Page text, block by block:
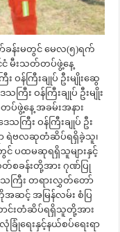
ော်ခန်းမတွင် မေလ(၅)ရက်
င်ငံ မီးသတ်တပ်ဖွဲ့နေ့
ဝန်ကြီးချုပ် ဦးမျိုးဆွေ
ြီး ဝန်ကြီးချုပ် ဦးမျိုး
ပ်ဖွဲ့နေ့ အခမ်းအနား
သကြီး ဝန်ကြီးချုပ် ဦး
ရာ ရဲဗလဆုတံဆိပ်ရရှိခဲ့သူ၊
ပထမဆုရရှိသူများနှင့်
စခန်းတို့အား ဂုဏ်ပြု
သကြီး တရားလွှတ်တော်
အဆင့် အမြန်လမ်း စံပြ
ာင်းတံဆိပ်ရရှိသူတို့အား
ြုံရေးနှင့်နယ်စပ်ရေးရာ